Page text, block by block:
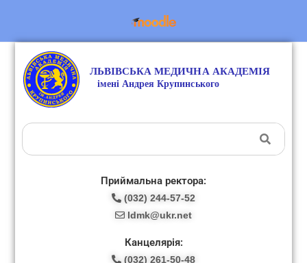
Приймальна ректора:
(032) 244-57-52
ldmk@ukr.net
Канцелярія:
(032) 261-50-48